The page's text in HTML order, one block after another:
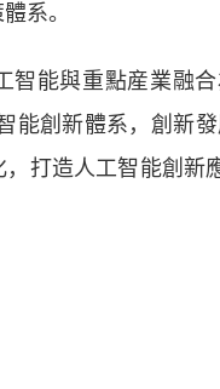
系。
與重點産業融合
能創新體系，創新
打造人工智能創